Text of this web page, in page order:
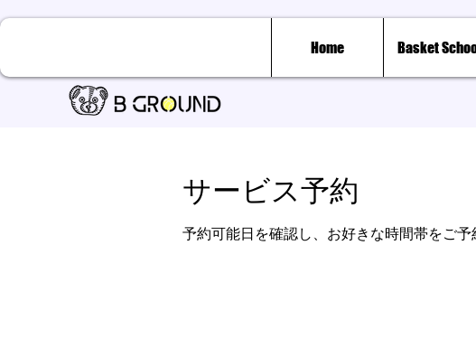
Home Basket
サービス予約
予約可能日を確認し、お好きな時間帯をご予